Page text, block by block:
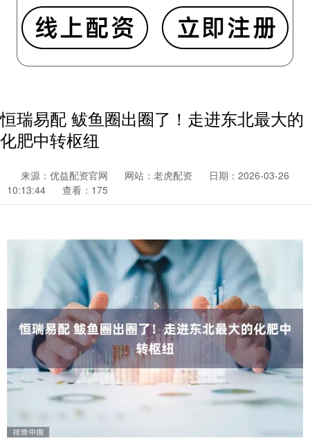
恒瑞易配 鲅鱼圈出圈了！走进东北最大的
化肥中转枢纽
来源：优益配资官网 网站：老虎配资
日期：2026-03-26
10:13:44
查看：175